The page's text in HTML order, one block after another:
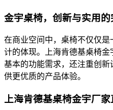
金宇桌椅，创新与实用
在商业空间中，桌椅不仅仅
计的体现。上海肯德基桌椅
基本的功能需求，还注重创
供更优质的产品体验。
上海肯德基桌椅金宇厂家